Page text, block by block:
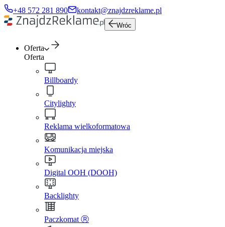
+48 572 281 890 kontakt@znajdzreklame.pl
Wróc
Oferta
Oferta
Billboardy
Citylighty
Reklama wielkoformatowa
Komunikacja miejska
Digital OOH (DOOH)
Backlighty
Paczkomat Ⓡ